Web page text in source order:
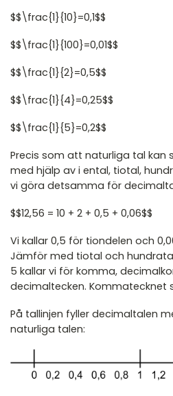
$$\frac{1}{10}=0,1$$
$$\frac{1}{100}=0,01$$
$$\frac{1}{2}=0,5$$
$$\frac{1}{4}=0,25$$
$$\frac{1}{5}=0,2$$
Precis som att naturliga tal kan
med hjälp av i ental, tiotal,
vi göra detsamma för
$$12,56 = 10 + 2 + 0,5 + 0,06$$
Vi kallar 0,5 för tiondelen och
Jämför med tiotal och
5 kallar vi för komma,
decimaltecken. Kommatecknet
På tallinjen fyller decimaltalen
naturliga talen: